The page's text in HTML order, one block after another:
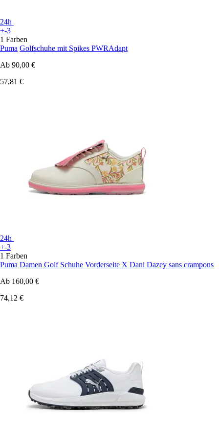
24h
+-3
1 Farben
Puma Golfschuhe mit Spikes PWRAdapt
Ab 90,00 €
57,81 €
24h
+-3
1 Farben
Puma Damen Golf Schuhe Vorderseite X Dani Dazey sans crampons
Ab 160,00 €
74,12 €